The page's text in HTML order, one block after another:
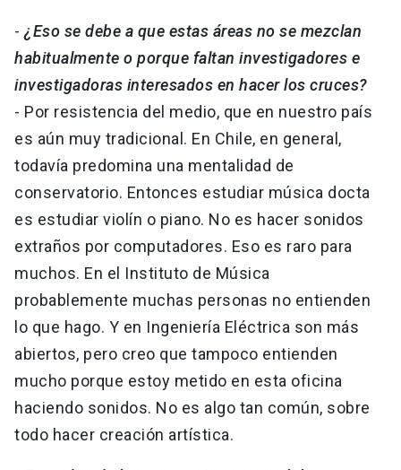
- ¿Eso se debe a que estas áreas no se mezclan
habitualmente o porque faltan investigadores e
investigadoras interesados en hacer los cruces?
- Por resistencia del medio, que en nuestro país
es aún muy tradicional. En Chile, en general,
todavía predomina una mentalidad de
conservatorio. Entonces estudiar música docta
es estudiar violín o piano. No es hacer sonidos
extraños por computadores. Eso es raro para
muchos. En el Instituto de Música
probablemente muchas personas no entienden
lo que hago. Y en Ingeniería Eléctrica son más
abiertos, pero creo que tampoco entienden
mucho porque estoy metido en esta oficina
haciendo sonidos. No es algo tan común, sobre
todo hacer creación artística.